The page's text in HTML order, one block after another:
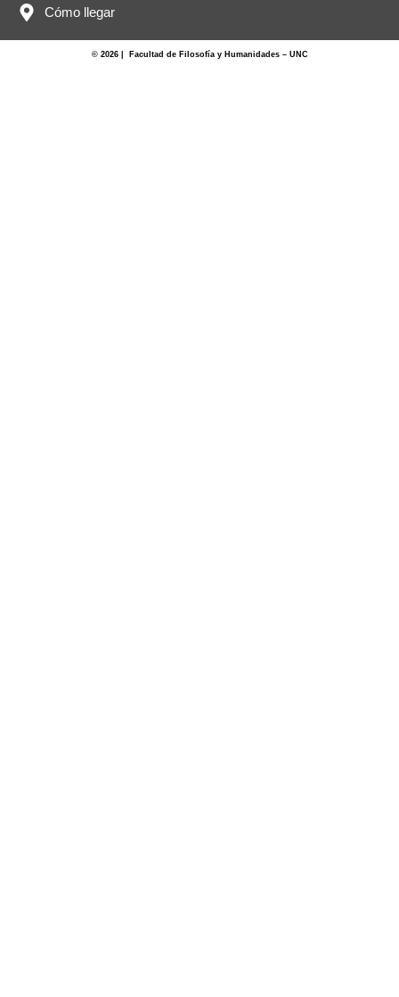
Cómo llegar
© 2026 | Facultad de Filosofía y Humanidades – UNC